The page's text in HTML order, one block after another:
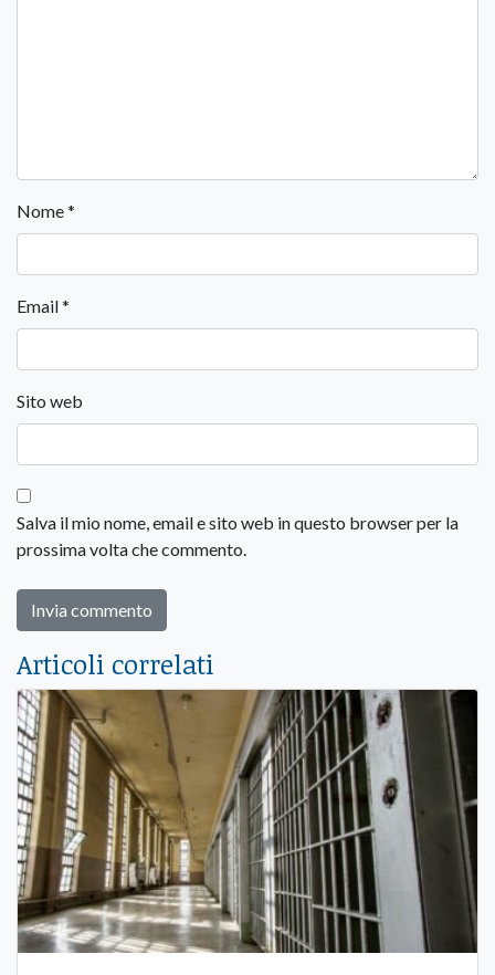
Nome*
Email*
Sito web
Salva il mio nome, email e sito web in questo browser per la
prossima volta che commento.
Articoli correlati